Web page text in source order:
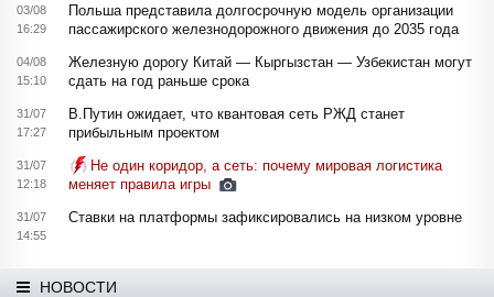
03/08
16:29
Польша представила долгосрочную модель организации
пассажирского железнодорожного движения до 2035 года
04/08
15:10
Железную дорогу Китай — Кыргызстан — Узбекистан могут
сдать на год раньше срока
31/07
17:27
В.Путин ожидает, что квантовая сеть РЖД станет
прибыльным проектом
31/07
12:18
Не один коридор, а сеть: почему мировая логистика
меняет правила игры
31/07
14:55
Ставки на платформы зафиксировались на низком уровне
НОВОСТИ